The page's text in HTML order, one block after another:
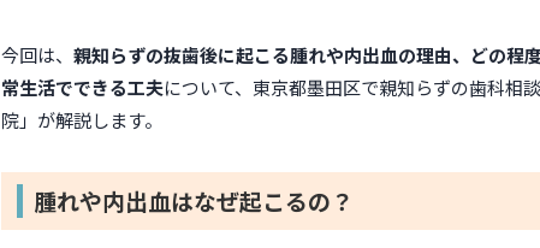
今回は、 親知らずの抜歯後に起こる腫れや内出血の理由、どの程
常生活でできる工夫について、東京都墨田区で親知らずの歯科相
院」が解説します。
腫れや内出血はなぜ起こるの？